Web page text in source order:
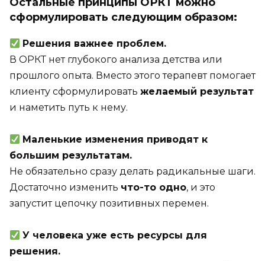
сформулировать следующим образом:
Решения важнее проблем.
В ОРКТ нет глубокого анализа детства или
прошлого опыта. Вместо этого терапевт помогает
клиенту сформулировать желаемый результат
и наметить путь к нему.
Маленькие изменения приводят к
большим результатам.
Не обязательно сразу делать радикальные шаги.
Достаточно изменить что-то одно, и это
запустит цепочку позитивных перемен.
У человека уже есть ресурсы для
решения.